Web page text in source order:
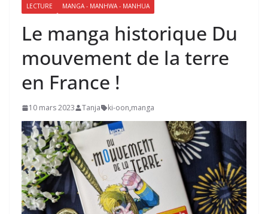
LECTURE MANGA - MANHWA - MANHUA
Le manga historique Du
mouvement de la terre
en France !
10 mars 2023 Tanja ki-oon,manga